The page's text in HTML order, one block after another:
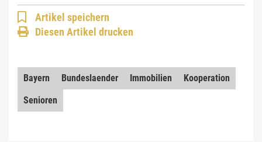
Artikel speichern
Diesen Artikel drucken
Bayern Bundeslaender Immobilien
Kooperation
Senioren